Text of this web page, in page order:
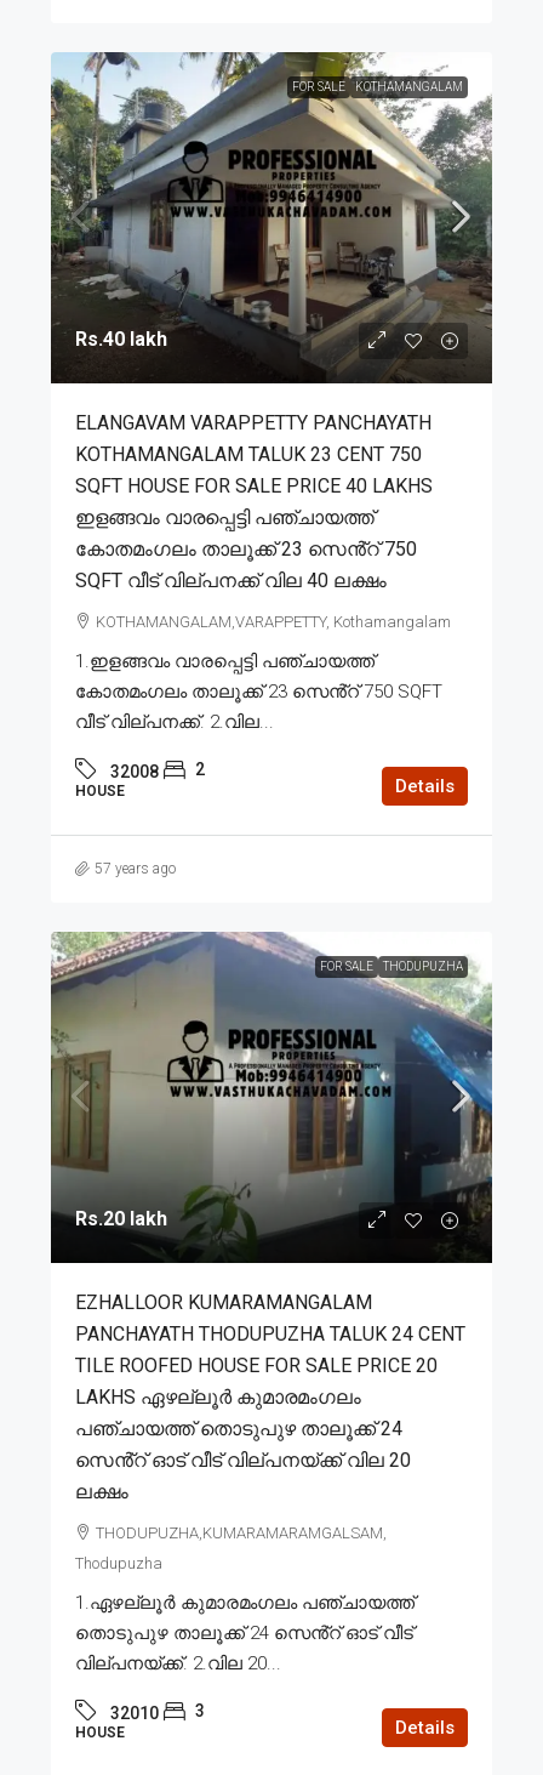
FOR SALE KOTHAMANGALAM
Rs.40 lakh
ELANGAVAM VARAPPETTY PANCHAYATH
KOTHAMANGALAM TALUK 23 CENT 750
SQFT HOUSE FOR SALE PRICE 40 LAKHS
ഇളങ്ങവം വാരപ്പെട്ടി പഞ്ചായത്ത്
കോതമംഗലം താലൂക്ക് 23 സെൻ്റ് 750
SQFT വീട് വില്പനക്ക് വില 40 ലക്ഷം
KOTHAMANGALAM,VARAPPETTY, Kothamangalam
1.ഇളങ്ങവം വാരപ്പെട്ടി പഞ്ചായത്ത്
കോതമംഗലം താലൂക്ക് 23 സെൻ്റ് 750 SQFT
വീട് വില്പനക്ക്. 2.വില...
32008 2
HOUSE Details
57 years ago
FOR SALE THODUPUZHA
Rs.20 lakh
EZHALLOOR KUMARAMANGALAM
PANCHAYATH THODUPUZHA TALUK 24 CENT
TILE ROOFED HOUSE FOR SALE PRICE 20
LAKHS ഏഴല്ലൂർ കുമാരമംഗലം
പഞ്ചായത്ത് തൊടുപുഴ താലൂക്ക് 24
സെൻ്റ് ഓട് വീട് വില്പനയ്ക്ക് വില 20
ലക്ഷം
THODUPUZHA,KUMARAMARAMGALSAM,
Thodupuzha
1.ഏഴല്ലൂർ കുമാരമംഗലം പഞ്ചായത്ത്
തൊടുപുഴ താലൂക്ക് 24 സെൻ്റ് ഓട് വീട്
വില്പനയ്ക്ക്. 2.വില 20...
32010 3
HOUSE Details